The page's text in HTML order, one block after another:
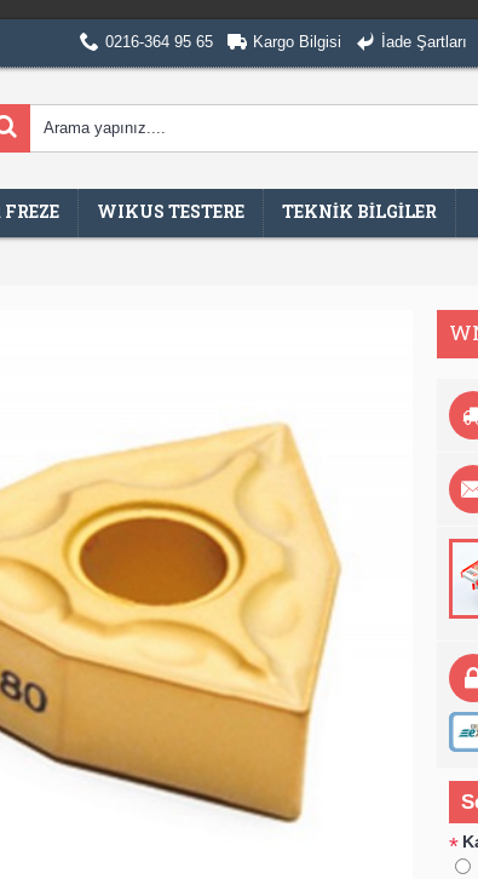
0216-364 95 65 Kargo Bilgisi İade Şartları
WIKUS TESTERE TEKNİK BİLGİLER
*